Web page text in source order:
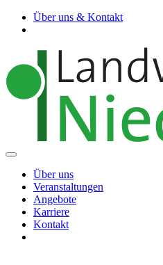
Über uns & Kontakt
Über uns
Veranstaltungen
Angebote
Karriere
Kontakt